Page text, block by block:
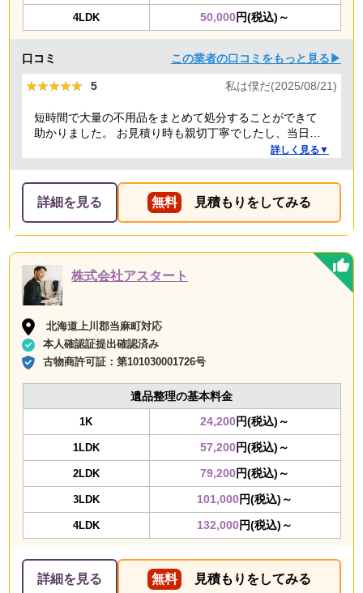
4LDK 50,000円(税込)～
口コミ この業者の口コミをもっと見る▶
★★★★★
★★★★★ 5 私は僕だ(2025/08/21)
短時間で大量の不用品をまとめて処分することができて
助かりました。 お見積り時も親切丁寧でしたし、当日作
業を担当してくれた方たちも礼儀正しく気持ちよく対応
詳しく見る▼
詳細を見る 無料 見積もりをしてみる
株式会社アスタート
北海道上川郡当麻町対応
本人確認証提出確認済み
古物商許可証：第101030001726号
遺品整理の基本料金
1K 24,200円(税込)～
1LDK 57,200円(税込)～
2LDK 79,200円(税込)～
3LDK 101,000円(税込)～
4LDK 132,000円(税込)～
詳細を見る 無料 見積もりをしてみる